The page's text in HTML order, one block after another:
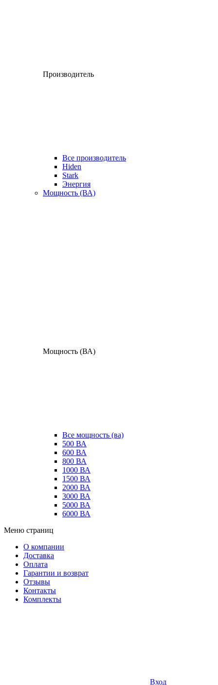
Производитель
Все производитель
Hiden
Stark
Энергия
Мощность (ВА)
Мощность (ВА)
Все мощность (ва)
500 ВА
600 ВА
800 ВА
1000 ВА
1500 ВА
2000 ВА
3000 ВА
5000 ВА
6000 ВА
Меню страниц
О компании
Доставка
Оплата
Гарантии и возврат
Отзывы
Контакты
Комплекты
Вход